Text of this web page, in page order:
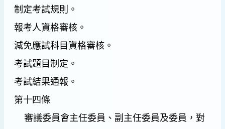
制定考試規則。
報考人資格審核。
減免應試科目資格審核。
考試題目制定。
考試結果通報。
第十四條
審議委員會主任委員、副主任委員及委員，對